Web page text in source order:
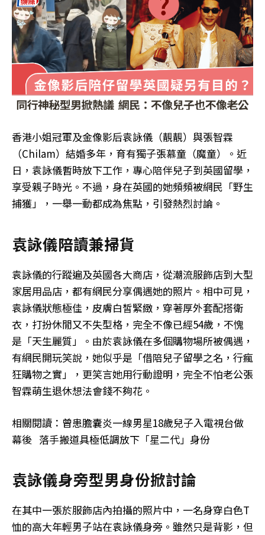
香港小姐冠軍及金像影后袁詠儀（靚靚）與張智霖
（Chilam）結婚多年，育有獨子張慕童（魔童）。近
日，袁詠儀暫時放下工作，專心陪伴兒子到英國留學，
享受親子時光。不過，身在英國的她頻頻被網民「野生
捕獲」，一舉一動都成為焦點，引發熱烈討論。
袁詠儀陪讀兼掃貨
袁詠儀的行蹤遍及英國各大商店，從潮流服飾店到大型
家居用品店，都有網民分享偶遇她的照片。相中可見，
袁詠儀狀態極佳，皮膚白皙緊緻，穿著厚外套配搭衛
衣，打扮休閒又不失型格，完全不像已經54歲，不愧
是「天生麗質」。由於袁詠儀在多個購物場所被偶遇，
有網民開玩笑說，她似乎是「借陪兒子留學之名，行瘋
狂購物之實」，更笑言她用行動證明，完全不怕老公張
智霖萌生退休想法會錢不夠花。
相關閱讀：曾患膽囊炎一線男星18歲兒子入電視台做
幕後 落手搬道具極低調放下「星二代」身份
袁詠儀身旁型男身份掀討論
在其中一張於服飾店內拍攝的照片中，一名身穿白色T
恤的高大年輕男子站在袁詠儀身旁。雖然只是背影，但